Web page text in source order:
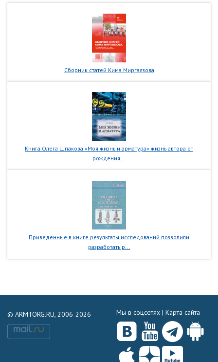
Сборник статей Кима Миргаязова
Книга Олега Шпакова «Моя жизнь и арматура» жизнь автора от
рождения...
Приведенные в книге результаты исследований позволили
разработать р...
© ARMTORG.RU, 2006-2026 Мы в соцсетях | Карта сайта